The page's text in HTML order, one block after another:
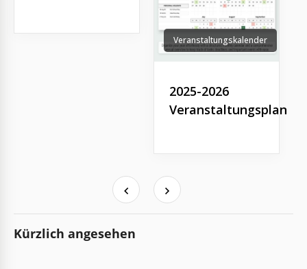
Veranstaltungskalender
2025-2026
Kürzlich angesehen